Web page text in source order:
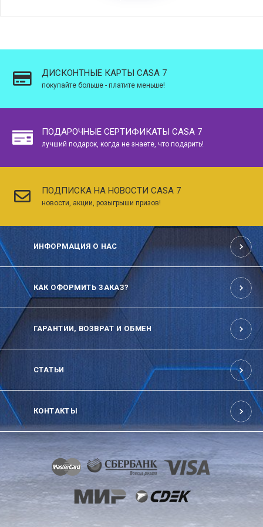
ДИСКОНТНЫЕ КАРТЫ CASA 7
покупайте больше - платите меньше!
ПОДАРОЧНЫЕ СЕРТИФИКАТЫ CASA 7
лучший подарок, когда не знаете, что подарить!
ПОДПИСКА НА НОВОСТИ CASA 7
новости, акции, розыгрыши призов!
ИНФОРМАЦИЯ О НАС
КАК ОФОРМИТЬ ЗАКАЗ?
ГАРАНТИИ, ВОЗВРАТ И ОБМЕН
СТАТЬИ
КОНТАКТЫ